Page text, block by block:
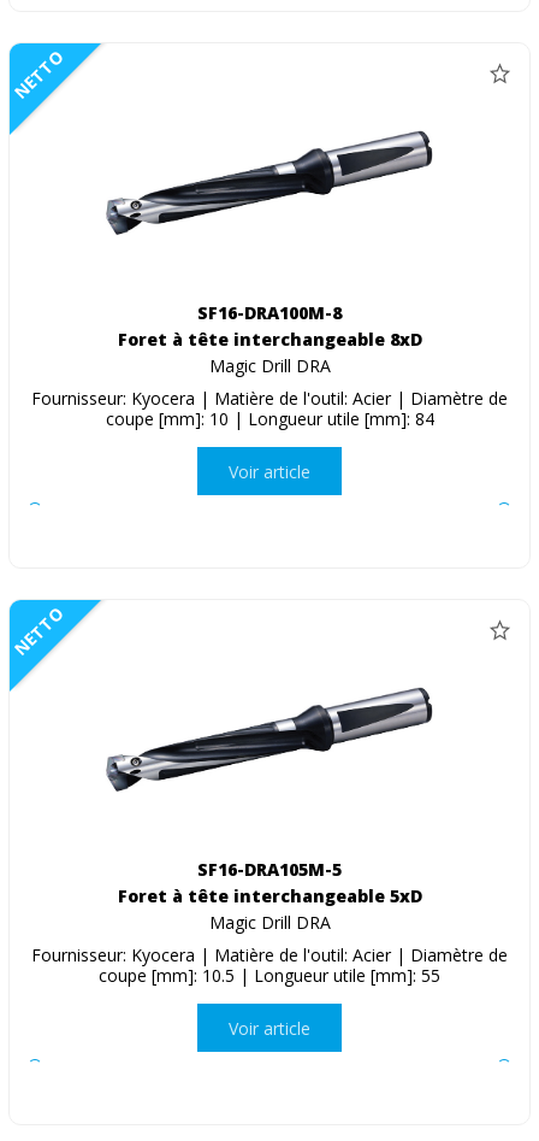
NETTO
SF16-DRA100M-8
Foret à tête interchangeable 8xD
Magic Drill DRA
Fournisseur: Kyocera | Matière de l'outil: Acier | Diamètre de
coupe [mm]: 10 | Longueur utile [mm]: 84
Voir article
NETTO
SF16-DRA105M-5
Foret à tête interchangeable 5xD
Magic Drill DRA
Fournisseur: Kyocera | Matière de l'outil: Acier | Diamètre de
coupe [mm]: 10.5 | Longueur utile [mm]: 55
Voir article